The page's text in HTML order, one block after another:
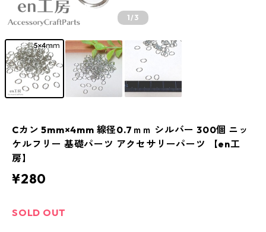
1/3
Cカン 5mm×4mm 線径0.7ｍｍ シルバー 300個 ニッ
ケルフリー 基礎パーツ アクセサリーパーツ 【en工
房】
¥280
SOLD OUT